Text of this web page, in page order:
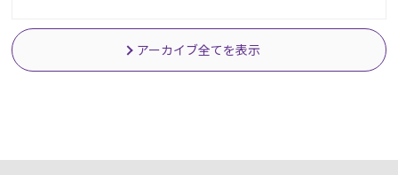
アーカイブ全てを表示